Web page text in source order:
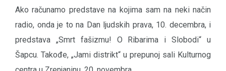
Ako računamo predstave na kojima sam na neki način
radio, onda je to na Dan ljudskih prava, 10. decembra, i
predstava „Smrt fašizmu! O Ribarima i Slobodi“ u
Šapcu. Takođe, „Jami distrikt“ u prepunoj sali Kulturnog